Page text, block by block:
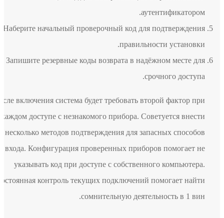
аутентификатором.
Наберите начальный проверочный код для подтверждения
правильности установки.
Запишите резервные коды возврата в надёжном месте для
срочного доступа.
После включения система будет требовать второй фактор при
каждом доступе с незнакомого прибора. Советуется внести
несколько методов подтверждения для запасных способов
входа. Конфигурация проверенных приборов помогает не
указывать код при доступе с собственного компьютера.
Постоянная контроль текущих подключений помогает найти
сомнительную деятельность в 1 вин.